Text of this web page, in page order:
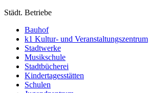
Städt. Betriebe
Bauhof
k1 Kultur- und Veranstaltungszentrum
Stadtwerke
Musikschule
Stadtbücherei
Kindertagesstätten
Schulen